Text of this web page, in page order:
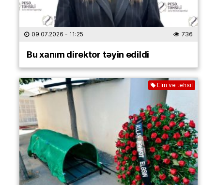
09.07.2026 - 11:25 736
Bu xanım direktor təyin edildi
Elm və təhsil